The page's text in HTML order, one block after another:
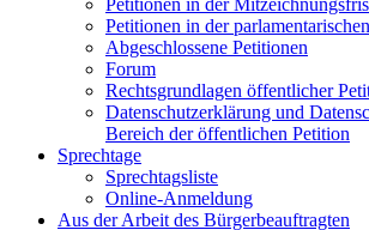
Petitionen in der
Petitionen in der
Abgeschlossene Petitionen
Forum
Rechtsgrundlagen öffentlicher
Datenschutzerklärung und
Bereich der öffentlichen Petition
Sprechtage
Sprechtagsliste
Online-Anmeldung
Aus der Arbeit des Bürgerbeauftragten